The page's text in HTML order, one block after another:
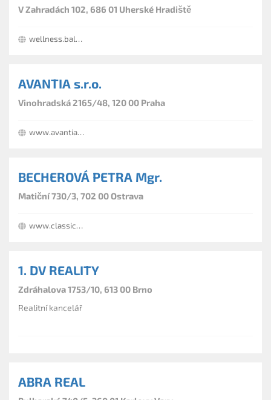
V Zahradách 102, 686 01 Uherské Hradiště
wellness.balnearia.cz
AVANTIA s.r.o.
Vinohradská 2165/48, 120 00 Praha
www.avantia.cz
BECHEROVÁ PETRA Mgr.
Matiční 730/3, 702 00 Ostrava
www.classicreality.cz
1. DV REALITY
Zdráhalova 1753/10, 613 00 Brno
Realitní kancelář
ABRA REAL